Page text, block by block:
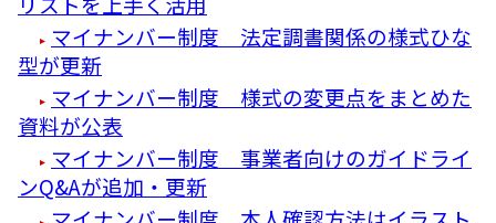
マイナンバー制度 法定調書関係の様式ひな
型が更新
マイナンバー制度 様式の変更点をまとめた
資料が公表
マイナンバー制度 事業者向けのガイドライ
ンQ&Aが追加・更新